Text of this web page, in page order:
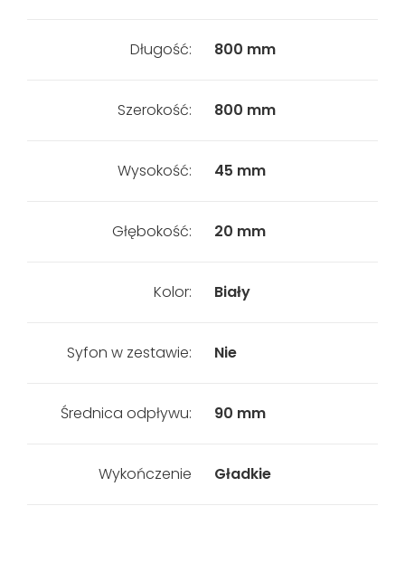
Długość: 800 mm
Szerokość: 800 mm
Wysokość: 45 mm
Głębokość: 20 mm
Kolor: Biały
Syfon w zestawie: Nie
Średnica odpływu: 90 mm
Wykończenie Gładkie